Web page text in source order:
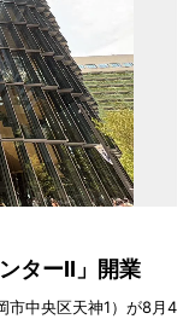
ターII」開業
市中央区天神1）が8月4